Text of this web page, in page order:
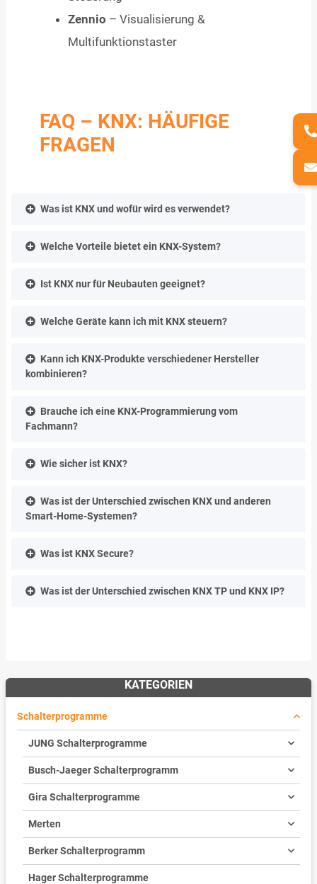
Zennio – Visualisierung &
Multifunktionstaster
FAQ – KNX: HÄUFIGE
FRAGEN
Was ist KNX und wofür wird es verwendet?
Welche Vorteile bietet ein KNX-System?
Ist KNX nur für Neubauten geeignet?
Welche Geräte kann ich mit KNX steuern?
Kann ich KNX-Produkte verschiedener Hersteller
kombinieren?
Brauche ich eine KNX-Programmierung vom
Fachmann?
Wie sicher ist KNX?
Was ist der Unterschied zwischen KNX und anderen
Smart-Home-Systemen?
Was ist KNX Secure?
Was ist der Unterschied zwischen KNX TP und KNX IP?
KATEGORIEN
Schalterprogramme
JUNG Schalterprogramme
Busch-Jaeger Schalterprogramm
Gira Schalterprogramme
Merten
Berker Schalterprogramm
Hager Schalterprogramme